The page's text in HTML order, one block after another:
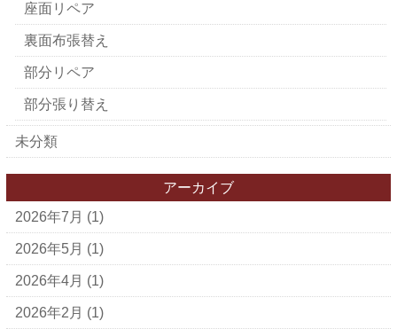
座面リペア
裏面布張替え
部分リペア
部分張り替え
未分類
アーカイブ
2026年7月 (1)
2026年5月 (1)
2026年4月 (1)
2026年2月 (1)